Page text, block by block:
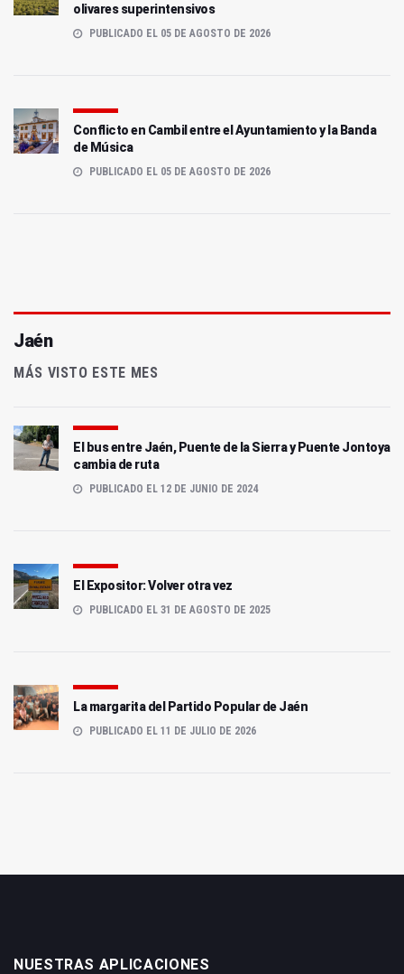
olivares superintensivos
PUBLICADO EL 05 DE AGOSTO DE 2026
Conflicto en Cambil entre el Ayuntamiento y la Banda
de Música
PUBLICADO EL 05 DE AGOSTO DE 2026
Jaén
MÁS VISTO ESTE MES
El bus entre Jaén, Puente de la Sierra y Puente Jontoya
cambia de ruta
PUBLICADO EL 12 DE JUNIO DE 2024
El Expositor: Volver otra vez
PUBLICADO EL 31 DE AGOSTO DE 2025
La margarita del Partido Popular de Jaén
PUBLICADO EL 11 DE JULIO DE 2026
NUESTRAS APLICACIONES